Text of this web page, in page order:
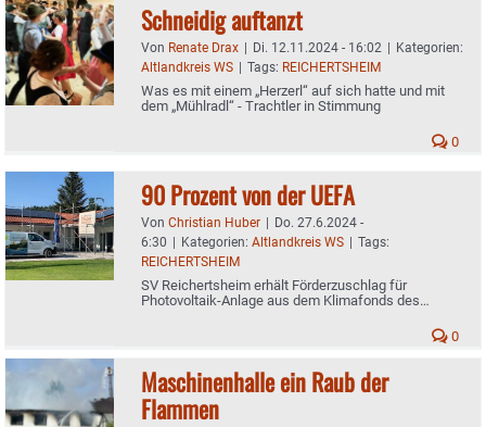
Schneidig auftanzt
Von Renate Drax | Di. 12.11.2024 - 16:02 | Kategorien:
Altlandkreis WS | Tags: REICHERTSHEIM
Was es mit einem „Herzerl“ auf sich hatte und mit
dem „Mühlradl“ - Trachtler in Stimmung
0
90 Prozent von der UEFA
Von Christian Huber | Do. 27.6.2024 -
6:30 | Kategorien: Altlandkreis WS | Tags:
REICHERTSHEIM
SV Reichertsheim erhält Förderzuschlag für
Photovoltaik-Anlage aus dem Klimafonds des
0
Maschinenhalle ein Raub der
Flammen